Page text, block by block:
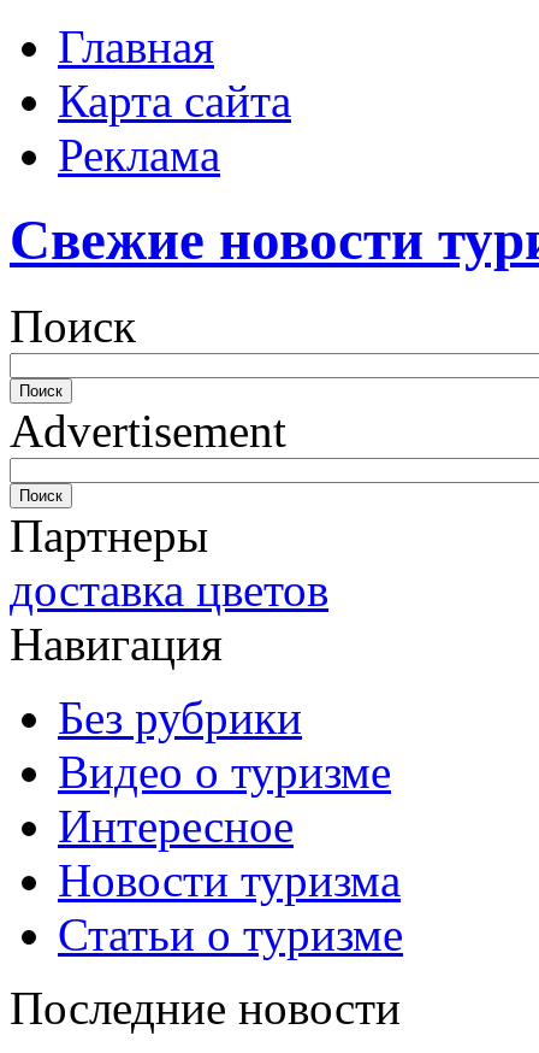
Главная
Карта сайта
Реклама
Свежие новости
Поиск
Advertisement
Партнеры
доставка цветов
Навигация
Без рубрики
Видео о туризме
Интересное
Новости туризма
Статьи о туризме
Последние новости